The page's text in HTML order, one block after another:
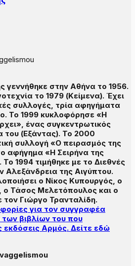
γεννήθηκε στην Αθήνα το 1956.
το 1979 (Κείμενα). Έχει
συλλογές, τρία αφηγήματα
Το 1999 κυκλοφόρησε «Η
ένας συγκεντρωτικός
του (Εξάντας). Το 2000
συλλογή «Ο πειρασμός της
αφήγημα «Η Σειρήνα της
1994 τιμήθηκε με το Διεθνές
Αλεξάνδρεια της Αιγύπτου.
ο Νίκος Κυπουργός, ο
ο Τάσος Μελετόπουλος και ο
Γιώργο Τρανταλίδη.
για τον συγγραφέα
βιβλίων του που
Αρμός. Δείτε εδώ